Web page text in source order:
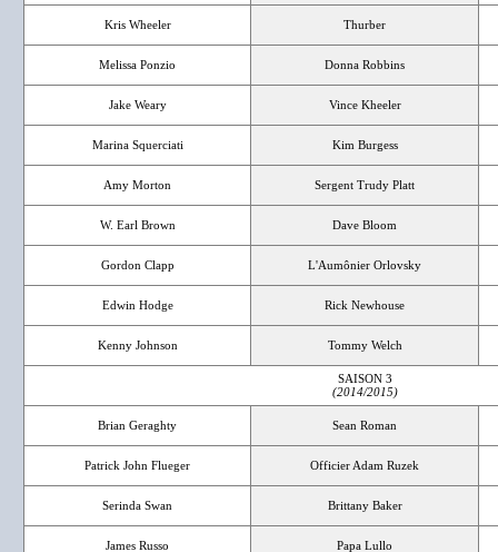
Kris Wheeler Thurber
Melissa Ponzio Donna Robbins
Jake Weary Vince Kheeler
Marina Squerciati Kim Burgess
Amy Morton Sergent Trudy Platt
W. Earl Brown Dave Bloom
Gordon Clapp L'Aumônier Orlovsky
Edwin Hodge Rick Newhouse
Kenny Johnson Tommy Welch
SAISON 3
(2014/2015)
Brian Geraghty Sean Roman
Patrick John Flueger Officier Adam Ruzek
Serinda Swan Brittany Baker
James Russo Papa Lullo